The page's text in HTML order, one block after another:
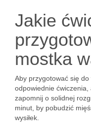
Jakie
mostka
Aby przygotować się
odpowiednie
zapomnij o solidnej
minut, by pobudzić
wysiłek.